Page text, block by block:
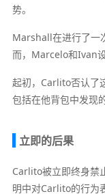
势。
Marshall在进行了一
而，Marcelo和Ivan
起初，Carlito否认了
包括在他背包中发现
立即的后果
Carlito被立即终身禁
明中对Carlito的行为